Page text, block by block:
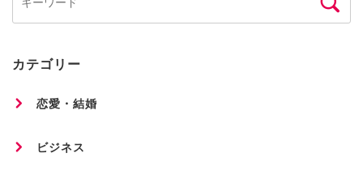
カテゴリー
恋愛・結婚
ビジネス